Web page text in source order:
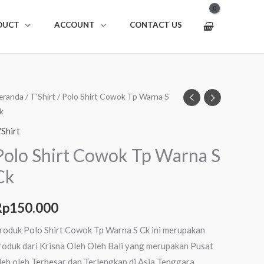
ACCOUNT CONTACT US
/ T'Shirt / Polo Shirt Cowok Tp Warna S
Shirt Cowok Tp Warna S
150.000
Polo Shirt Cowok Tp Warna S Ck ini merupakan
dari Krisna Oleh Oleh Bali yang merupakan Pusat
oleh Terbesar dan Terlengkap di Asia Tenggara